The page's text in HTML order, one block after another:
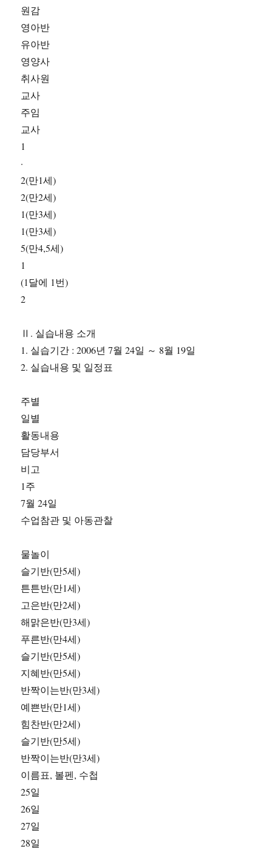
원감
영아반
유아반
영양사
취사원
교사
주임
교사
1
·
2(만1세)
2(만2세)
1(만3세)
1(만3세)
5(만4,5세)
1
(1달에 1번)
2
Ⅱ. 실습내용 소개
1. 실습기간 : 2006년 7월 24일 ～ 8월 19일
2. 실습내용 및 일정표
주별
일별
활동내용
담당부서
비고
1주
7월 24일
수업참관 및 아동관찰
물놀이
슬기반(만5세)
튼튼반(만1세)
고은반(만2세)
해맑은반(만3세)
푸른반(만4세)
슬기반(만5세)
지혜반(만5세)
반짝이는반(만3세)
예쁜반(만1세)
힘찬반(만2세)
슬기반(만5세)
반짝이는반(만3세)
이름표, 볼펜, 수첩
25일
26일
27일
28일